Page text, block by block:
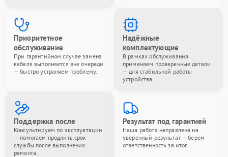
Приоритетное
обслуживание
При гарантийном случае замена
кабеля выполняется вне очереди
— быстро устраняем проблему.
Надёжные
комплектующие
В рамках обслуживания
применяем проверенные детали
— для стабильной работы
устройства.
Поддержка после
Консультируем по эксплуатации
— помогаем продлить срок
службы после выполнения
ремонта.
Результат под гарантией
Наша работа направлена на
уверенный результат — берём
ответственность за итог.